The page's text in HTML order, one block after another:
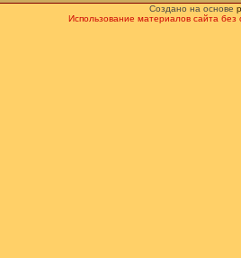
Создано на основе
Использование материалов сайта